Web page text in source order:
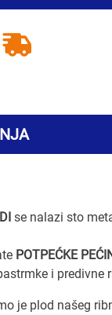
se nalazi sto
POTPEĆKE
i predivne
je plod našeg